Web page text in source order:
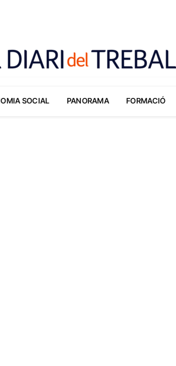
SOCIAL PANORAMA FORMACIÓ